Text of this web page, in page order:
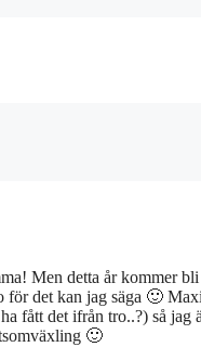
Men detta år kommer
för det kan jag säga 🙂
fått det ifrån tro..?) så jag
🙂